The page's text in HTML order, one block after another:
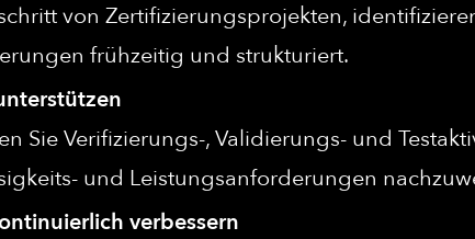
von Zertifizierungsprojekten,
frühzeitig und strukturiert.
Sie Verifizierungs-, Validierungs- und
und Leistungsanforderungen
verbessern